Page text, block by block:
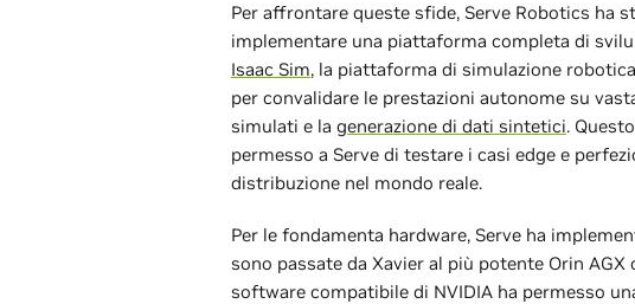
Per affrontare queste sfide, Serve Robotics ha
implementare una piattaforma completa di
Isaac Sim, la piattaforma di simulazione
per convalidare le prestazioni autonome su
simulati e la generazione di dati sintetici.
permesso a Serve di testare i casi edge e
distribuzione nel mondo reale.
Per le fondamenta hardware, Serve ha
sono passate da Xavier al più potente Orin
software compatibile di NVIDIA ha permesso